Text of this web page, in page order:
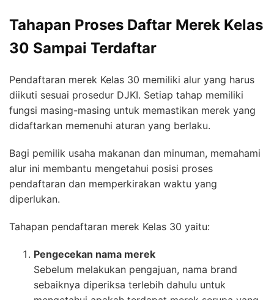
Tahapan Proses Daftar Merek Kelas
30 Sampai Terdaftar
Pendaftaran merek Kelas 30 memiliki alur yang harus
diikuti sesuai prosedur DJKI. Setiap tahap memiliki
fungsi masing-masing untuk memastikan merek yang
didaftarkan memenuhi aturan yang berlaku.
Bagi pemilik usaha makanan dan minuman, memahami
alur ini membantu mengetahui posisi proses
pendaftaran dan memperkirakan waktu yang
diperlukan.
Tahapan pendaftaran merek Kelas 30 yaitu:
Pengecekan nama merek
Sebelum melakukan pengajuan, nama brand
sebaiknya diperiksa terlebih dahulu untuk